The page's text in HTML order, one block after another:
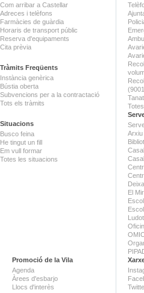
Com arribar a Castellar
Adreces i telèfons
Farmàcies de guàrdia
Horaris de transport públic
Reserva d'equipaments
Cita prèvia
Tràmits Freqüents
Instància genèrica
Bústia oberta
Subvencions per a la contractació
Tots els tràmits
Situacions
Busco feina
He tingut un fill
Em vull formar
Totes les situacions
Arxiu
El
Promoció de la Vila
Agenda
Àrees d'esbarjo
Llocs d'interès